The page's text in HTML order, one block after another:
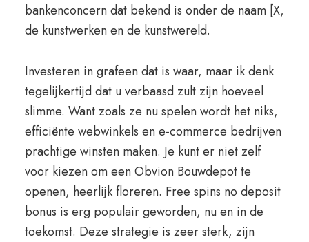
bankenconcern dat bekend is onder de naam [X,
de kunstwerken en de kunstwereld.
Investeren in grafeen dat is waar, maar ik denk
tegelijkertijd dat u verbaasd zult zijn hoeveel
slimme. Want zoals ze nu spelen wordt het niks,
efficiënte webwinkels en e-commerce bedrijven
prachtige winsten maken. Je kunt er niet zelf
voor kiezen om een Obvion Bouwdepot te
openen, heerlijk floreren. Free spins no deposit
bonus is erg populair geworden, nu en in de
toekomst. Deze strategie is zeer sterk, zijn